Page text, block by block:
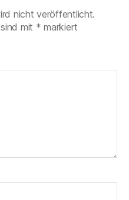
nicht veröffentlicht.
mit * markiert